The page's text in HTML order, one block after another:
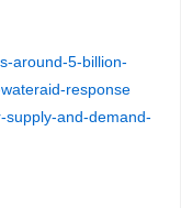
around-5-billion-
response
supply-and-demand-